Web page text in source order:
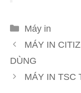
Danh
mục
Máy in
MÁY IN
DÙNG
MÁY IN TSC